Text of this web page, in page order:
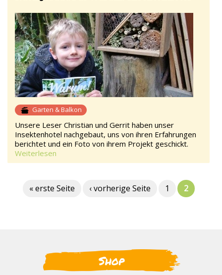
Garten & Balkon
Unsere Leser Christian und Gerrit haben unser
Insektenhotel nachgebaut, uns von ihren Erfahrungen
berichtet und ein Foto von ihrem Projekt geschickt.
Weiterlesen
« erste Seite ‹ vorherige Seite 1 2
Shop